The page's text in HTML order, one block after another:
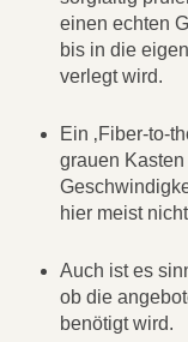
einen echten
bis in die
verlegt wird.
Ein ‚Fiber-to-
grauen
hier meist
Auch ist es
ob die
benötigt wird.